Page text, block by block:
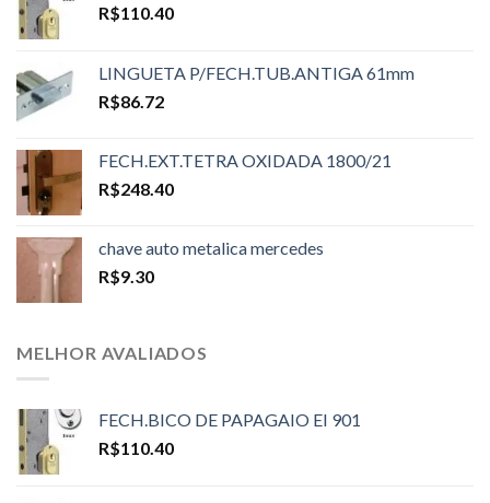
R$110.40
LINGUETA P/FECH.TUB.ANTIGA 61mm
R$86.72
FECH.EXT.TETRA OXIDADA 1800/21
R$248.40
chave auto metalica mercedes
R$9.30
MELHOR AVALIADOS
FECH.BICO DE PAPAGAIO EI 901
R$110.40